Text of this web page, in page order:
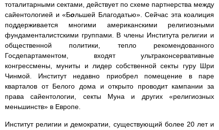
тоталитарными сектами, действует по схеме партнерства между
сайентологией и «Большей Благодатью». Сейчас эта коалиция
поддерживается многими американскими религиозными
фундаменталистскими группами. В члены Института религии и
общественной политики, тепло рекомендованного
Госдепартаментом, входят ультраконсервативные
конгрессмены, муниты и лидер собственной секты гуру Шри
Чинмой. Институт недавно приобрел помещение в паре
кварталов от Белого дома и открыто проводит кампании за
права сайентологии, секты Муна и других «религиозных
меньшинств» в Европе.
Институт религии и демократии, существующий более 20 лет и